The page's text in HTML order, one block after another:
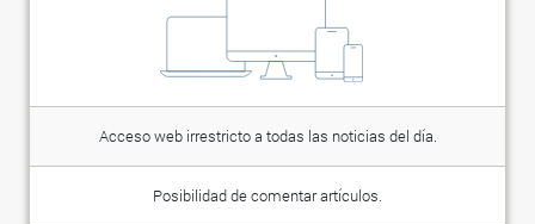
Acceso web irrestricto a todas las noticias del día.
Posibilidad de comentar artículos.